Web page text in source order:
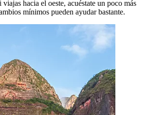
viajas hacia el oeste, acuéstate un poco más
mínimos pueden ayudar bastante.